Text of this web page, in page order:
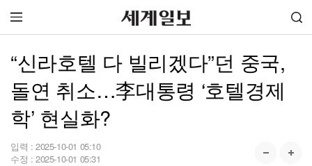
“신라호텔 다 빌리겠다”던 중국,
돌연 취소…李대통령 ‘호텔경제
학’ 현실화?
입력 : 2025-10-01 05:10
수정 : 2025-10-01 05:31